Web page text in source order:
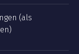
(als